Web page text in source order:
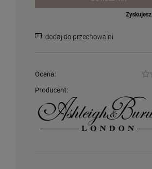
305,00 zł
szt.
74,99 zł
szt.
Zyskujesz
dodaj do przechowalni
Ocena:
Producent: